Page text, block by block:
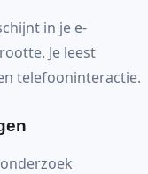
in je e-
Je leest
telefooninteractie.